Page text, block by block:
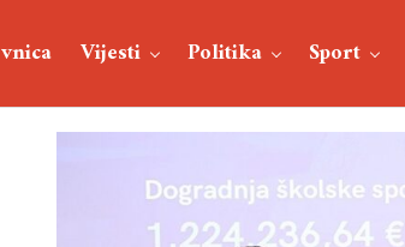
Vijesti Politika Sport